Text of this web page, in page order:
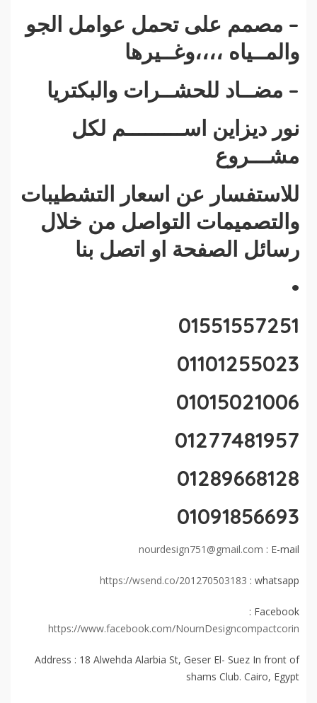
– مصمم على تحمل عوامل الجو
والمــياه ،،،،وغــيرها
– مضــاد للحشــرات والبكتريا
نور ديزاين اســـــــــم لكل
مشـــروع
للاستفسار عن اسعار التشطيبات
والتصميمات التواصل من خلال
رسائل الصفحة او اتصل بنا
•
01551557251
01101255023
01015021006
01277481957
01289668128
01091856693
E-mail :
nourdesign751@gmail.com
whatsapp :
https://wsend.co/201270503183
Facebook :
https://www.facebook.com/NournDesigncompactcorin
Address : 18 Alwehda Alarbia St, Geser El- Suez In front of
shams Club. Cairo, Egypt